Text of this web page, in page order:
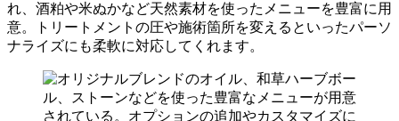
れ、酒粕や米ぬかなど天然素材を使ったメニューを豊富に用
意。トリートメントの圧や施術箇所を変えるといったパーソ
ナライズにも柔軟に対応してくれます。